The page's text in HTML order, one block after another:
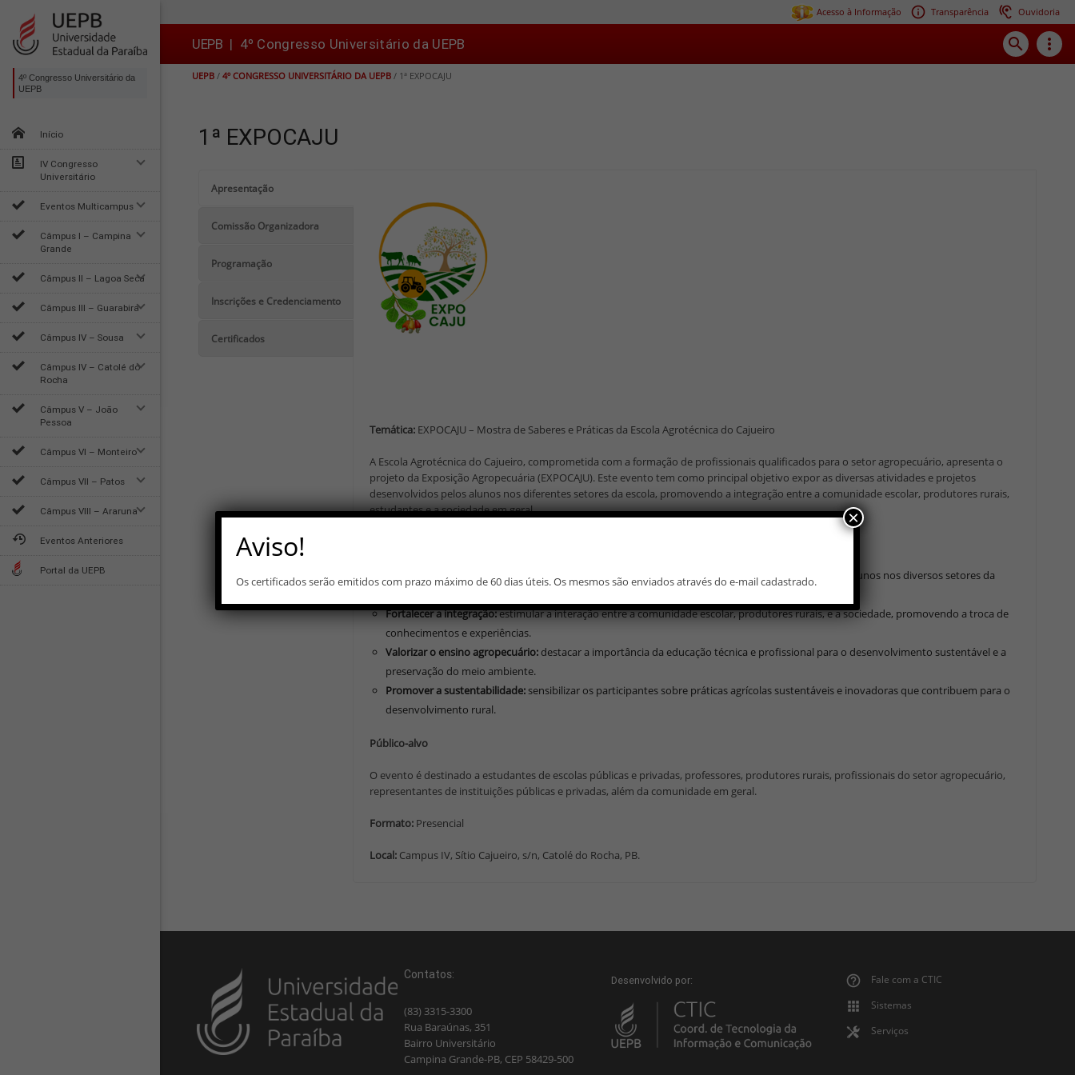
para
conteúdo
para
menu
para
busca
para
rodapé

Acesso à Informação Transparência Ouvidoria
UEPB | 4º Congresso Universitário da UEPB search more_vert
UEPB / 4º CONGRESSO UNIVERSITÁRIO DA UEPB / 1ª EXPOCAJU
4º Congresso Universitário da
UEPB
Início
IV Congresso
Universitário
Eventos Multicampus
Câmpus I – Campina
Grande
Câmpus II – Lagoa Seca
Câmpus III – Guarabira
Câmpus IV – Sousa
Câmpus IV – Catolé do
Rocha
Câmpus V – João
Pessoa
Câmpus VI – Monteiro
Câmpus VII – Patos
Câmpus VIII – Araruna
Eventos Anteriores
Portal da UEPB
1ª EXPOCAJU
Apresentação
Comissão Organizadora
Programação
Inscrições e Credenciamento
Certificados
Temática: EXPOCAJU – Mostra de Saberes e Práticas da Escola Agrotécnica do Cajueiro
A Escola Agrotécnica do Cajueiro, comprometida com a formação de profissionais qualificados para o setor agropecuário, apresenta o
projeto da Exposição Agropecuária (EXPOCAJU). Este evento tem como principal objetivo expor as diversas atividades e projetos
desenvolvidos pelos alunos nos diferentes setores da escola, promovendo a integração entre a comunidade escolar, produtores rurais,
estudantes e a sociedade em geral.
Divulgar projetos e práticas:
apresentar os experimentos, projetos e práticas desenvolvidos pelos alunos nos diversos setores da
Fortalecer a integração:estimular a interação entre a comunidade escolar, produtores rurais, e a sociedade, promovendo a troca de
conhecimentos e experiências.
Valorizar o ensino agropecuário: destacar a importância da educação técnica e profissional para o desenvolvimento sustentável e a
preservação do meio ambiente.
Promover a sustentabilidade: sensibilizar os participantes sobre práticas agrícolas sustentáveis e inovadoras que contribuem para o
desenvolvimento rural.
Público-alvo
O evento é destinado a estudantes de escolas públicas e privadas, professores, produtores rurais, profissionais do setor agropecuário,
representantes de instituições públicas e privadas, além da comunidade em geral.
Formato: Presencial
Local: Campus IV, Sítio Cajueiro, s/n, Catolé do Rocha, PB.
Contatos:
(83) 3315-3300
Rua Baraúnas, 351
Bairro Universitário
Campina Grande-PB, CEP 58429-500
Desenvolvido por:
Fale com a CTIC
Sistemas
Serviços
Aviso!
Os certificados serão emitidos com prazo máximo de 60 dias úteis. Os mesmos são enviados através do e-mail cadastrado.
×